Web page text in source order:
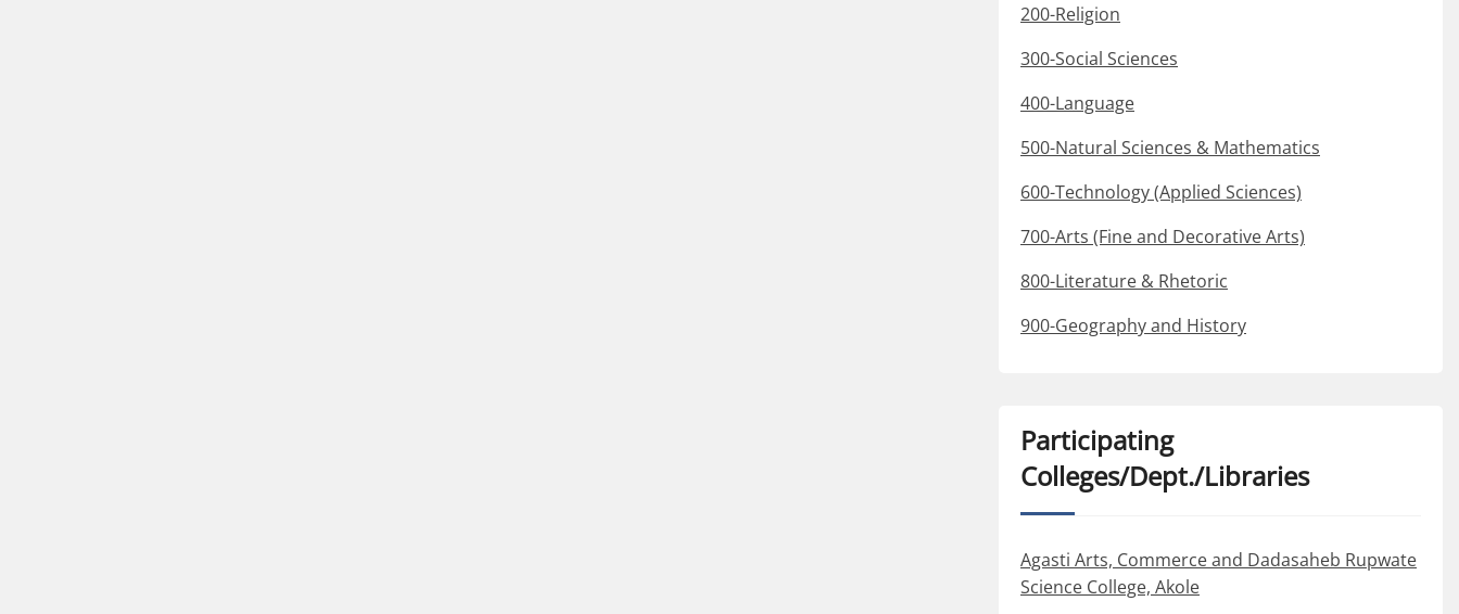
200-Religion
300-Social Sciences
400-Language
500-Natural Sciences & Mathematics
600-Technology (Applied Sciences)
700-Arts (Fine and Decorative Arts)
800-Literature & Rhetoric
900-Geography and History
Participating
Colleges/Dept./Libraries
Agasti Arts, Commerce and Dadasaheb Rupwate
Science College, Akole